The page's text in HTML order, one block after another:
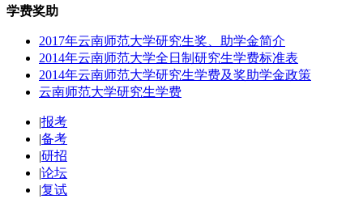
学费奖助
2017年云南师范大学研究生奖、助学金简介
2014年云南师范大学全日制研究生学费标准表
2014年云南师范大学研究生学费及奖助学金政策
云南师范大学研究生学费
|报考
|备考
|研招
|论坛
|复试